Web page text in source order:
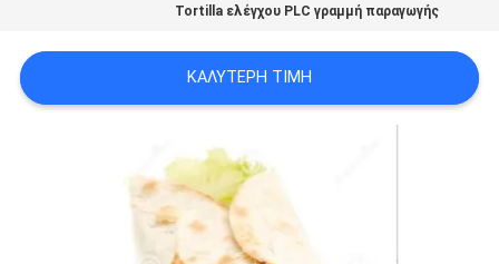
SITEMAP
Tortilla ελέγχου PLC γραμμή παραγωγής
ΚΑΛΎΤΕΡΗ ΤΙΜΉ